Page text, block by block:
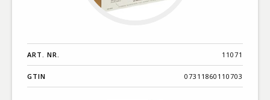
ART. NR. 11071
GTIN 07311860110703